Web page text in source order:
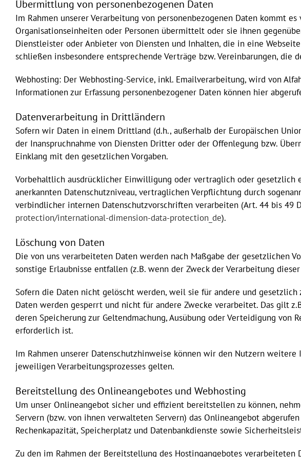
Übermittlung von personenbezogenen Daten
Im Rahmen unserer Verarbeitung von personenbezogenen Daten kommt
Organisationseinheiten oder Personen übermittelt oder sie ihnen
Dienstleister oder Anbieter von Diensten und Inhalten, die in eine
schließen insbesondere entsprechende Verträge bzw. Vereinbarungen,
Webhosting: Der Webhosting-Service, inkl. Emailverarbeitung, wird von
Informationen zur Erfassung personenbezogener Daten können hier
Datenverarbeitung in Drittländern
Sofern wir Daten in einem Drittland (d.h., außerhalb der Europäischen
der Inanspruchnahme von Diensten Dritter oder der Offenlegung bzw.
Einklang mit den gesetzlichen Vorgaben.
Vorbehaltlich ausdrücklicher Einwilligung oder vertraglich oder
anerkannten Datenschutzniveau, vertraglichen Verpflichtung durch
verbindlicher internen Datenschutzvorschriften verarbeiten (Art. 44 bis 49
protection/international-dimension-data-protection_de).
Löschung von Daten
Die von uns verarbeiteten Daten werden nach Maßgabe der gesetzlichen
sonstige Erlaubnisse entfallen (z.B. wenn der Zweck der Verarbeitung
Sofern die Daten nicht gelöscht werden, weil sie für andere und
Daten werden gesperrt und nicht für andere Zwecke verarbeitet. Das gilt
deren Speicherung zur Geltendmachung, Ausübung oder Verteidigung
erforderlich ist.
Im Rahmen unserer Datenschutzhinweise können wir den Nutzern
jeweiligen Verarbeitungsprozesses gelten.
Bereitstellung des Onlineangebotes und Webhosting
Um unser Onlineangebot sicher und effizient bereitstellen zu können,
Servern (bzw. von ihnen verwalteten Servern) das Onlineangebot
Rechenkapazität, Speicherplatz und Datenbankdienste sowie
Zu den im Rahmen der Bereitstellung des Hostingangebotes